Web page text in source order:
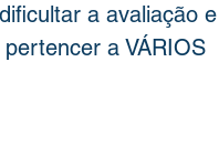
a avaliação e
a VÁRIOS